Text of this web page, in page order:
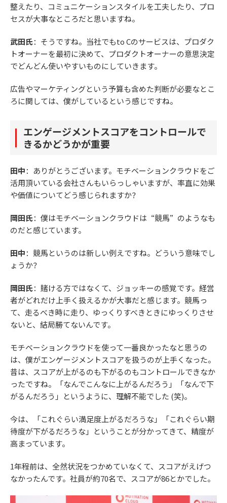
整えたり、コミュニケーションスタイルを工夫したり、プロ
セスが大事なところだと思いますね。
武田氏：そうですね。当社でもto Cのサービスは、プロダク
トオーナーを最初に決めて、プロダクトオーナーの意思決定
でどんどん使いやすいものにしていきます。
広告やマーケティングという予算も含めた判断が必要なとこ
ろに関しては、僕がしているという感じですね。
エンゲージメントスコアをコントロールで
きるかどうかが重要
田中：ありがとうございます。モチベーションクラウドをご
活用頂いている会社さんもいらっしゃいますが、率直に効果
や価値についてどう感じられますか？
岡田氏：僕はモチベーションクラウドは“競馬”のようなも
のだと感じています。
田中：競馬というのは新しい例えですね。どういう意味でし
ょうか？
岡田氏：賭ける方ではなくて、ジョッキーの感覚です。経営
者がどれだけ上手く扱えるかが大事だと感じます。競馬っ
て、走るべき時に走り、ゆっくりすべきときにゆっくりさせ
ないと、結局勝てないんです。
モチベーションクラウドを使って一番良かったなと思うの
は、僕がエンゲージメントスコアを扱うのが上手くなった。
昔は、スコアが上がるのも下がるのもコントロールできなか
ったですね。「なんでこんなに上がるんだろう」「なんで下
がるんだろう」というように、理解不能でした (笑)。
今は、「これぐらい満足度上がるだろうな」「これぐらい期
待度が下がるだろうな」ということが分かってきて、精度が
高まっています。
1年程前は、全然状況をつかめていなくて、スコアがえげつ
なかったんです。社員が約70名で、スコアが86とかでした。